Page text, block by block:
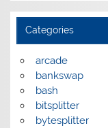
Categories
arcade
bankswap
bash
bitsplitter
bytesplitter